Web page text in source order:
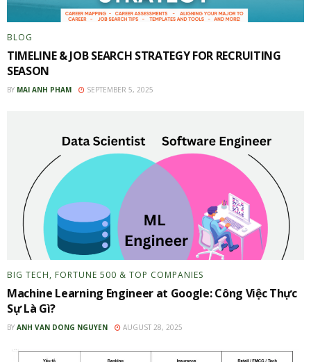
BLOG
TIMELINE & JOB SEARCH STRATEGY FOR RECRUITING
SEASON
BY MAI ANH PHAM SEPTEMBER 5, 2025
BIG TECH, FORTUNE 500 & TOP COMPANIES
Machine Learning Engineer at Google: Công Việc Thực
Sự Là Gì?
BY ANH VAN DONG NGUYEN AUGUST 28, 2025